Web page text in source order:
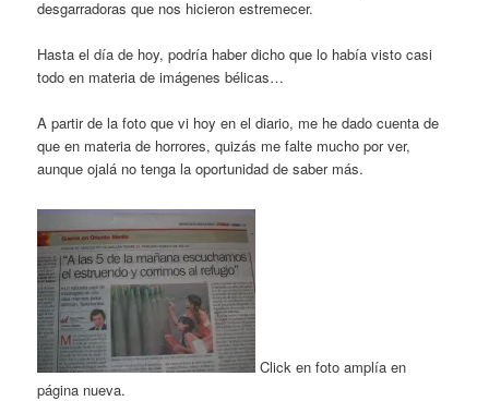
desgarradoras que nos hicieron estremecer.
Hasta el día de hoy, podría haber dicho que lo había visto casi
todo en materia de imágenes bélicas…
A partir de la foto que vi hoy en el diario, me he dado cuenta de
que en materia de horrores, quizás me falte mucho por ver,
aunque ojalá no tenga la oportunidad de saber más.
Click en foto amplía en
página nueva.